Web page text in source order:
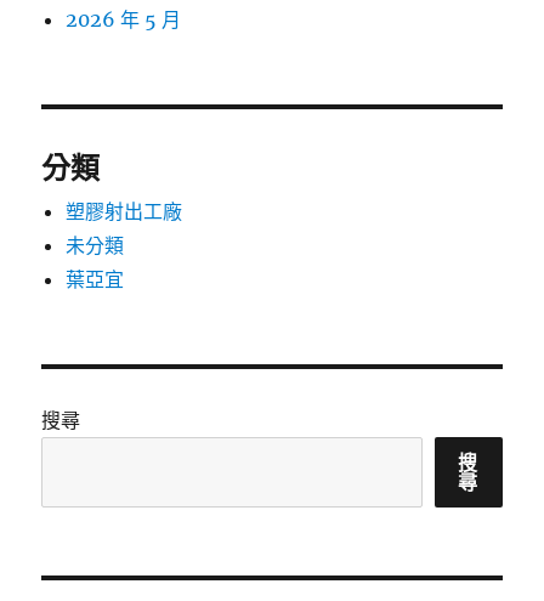
2026 年 5 月
分類
塑膠射出工廠
未分類
葉亞宜
搜尋
搜
尋